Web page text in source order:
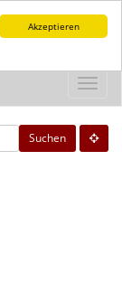
Akzeptieren
Suchen